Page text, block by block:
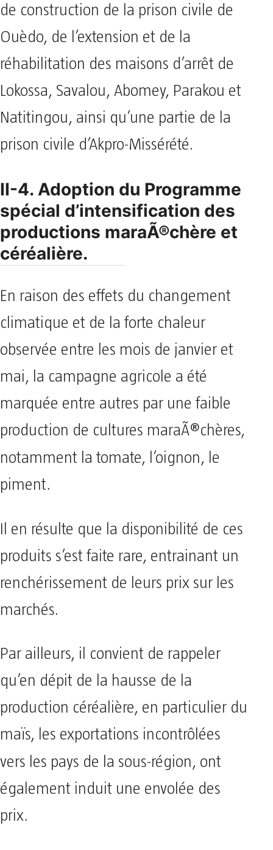
de construction de la prison civile de
Ouèdo, de l’extension et de la
réhabilitation des maisons d’arrêt de
Lokossa, Savalou, Abomey, Parakou et
Natitingou, ainsi qu’une partie de la
prison civile d’Akpro-Missérété.
II-4. Adoption du Programme
spécial d’intensification des
productions maraÃ®chère et
céréalière.
En raison des effets du changement
climatique et de la forte chaleur
observée entre les mois de janvier et
mai, la campagne agricole a été
marquée entre autres par une faible
production de cultures maraÃ®chères,
notamment la tomate, l’oignon, le
piment.
Il en résulte que la disponibilité de ces
produits s’est faite rare, entrainant un
renchérissement de leurs prix sur les
marchés.
Par ailleurs, il convient de rappeler
qu’en dépit de la hausse de la
production céréalière, en particulier du
maïs, les exportations incontrôlées
vers les pays de la sous-région, ont
également induit une envolée des
prix.